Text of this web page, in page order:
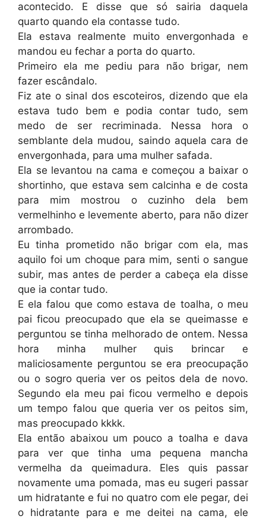
acontecido. E disse que só sairia daquela
quarto quando ela contasse tudo.
Ela estava realmente muito envergonhada e
mandou eu fechar a porta do quarto.
Primeiro ela me pediu para não brigar, nem
fazer escândalo.
Fiz ate o sinal dos escoteiros, dizendo que ela
estava tudo bem e podia contar tudo, sem
medo de ser recriminada. Nessa hora o
semblante dela mudou, saindo aquela cara de
envergonhada, para uma mulher safada.
Ela se levantou na cama e começou a baixar o
shortinho, que estava sem calcinha e de costa
para mim mostrou o cuzinho dela bem
vermelhinho e levemente aberto, para não dizer
arrombado.
Eu tinha prometido não brigar com ela, mas
aquilo foi um choque para mim, senti o sangue
subir, mas antes de perder a cabeça ela disse
que ia contar tudo.
E ela falou que como estava de toalha, o meu
pai ficou preocupado que ela se queimasse e
perguntou se tinha melhorado de ontem. Nessa
hora minha mulher quis brincar e
maliciosamente perguntou se era preocupação
ou o sogro queria ver os peitos dela de novo.
Segundo ela meu pai ficou vermelho e depois
um tempo falou que queria ver os peitos sim,
mas preocupado kkkk.
Ela então abaixou um pouco a toalha e dava
para ver que tinha uma pequena mancha
vermelha da queimadura. Eles quis passar
novamente uma pomada, mas eu sugeri passar
um hidratante e fui no quatro com ele pegar, dei
o hidratante para e me deitei na cama, ele